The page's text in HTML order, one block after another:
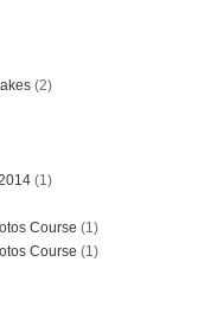
(2)
(1)
Course (1)
Course (1)